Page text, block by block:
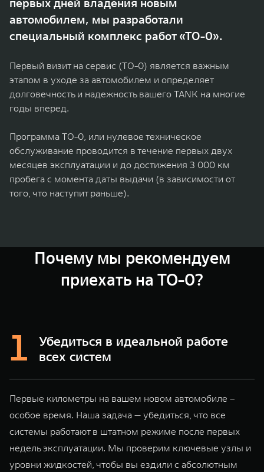
TANK 500
от 6 499 000 ₽
TANK 700
от 10 199 000 ₽
WEY 07
Расширяя границы комфорта
от 6 149 000 ₽
WEY 05
Эстетика нового времени
от 5 699 000 ₽
Масштаб возможностей
WEY 80 Лаундж
Масштаб возможностей
ПОКУПКА АВТОМОБИЛЯ
TANK ФИНАНСЫ
TANK Кредит
TANK Лизинг
TANK Страхование
Сервис
Специальные предложения
ЦИФРОВЫЕ СЕРВИСЫ TANK
Цифровые сервисы TANK
Подписки
автомобилем, мы разработали
специальный комплекс работ «ТО-0».
Первый визит на сервис (ТО-0) является важным
этапом в уходе за автомобилем и определяет
долговечность и надежность вашего TANK на многие
годы вперед.
Программа ТО-0, или нулевое техническое
обслуживание проводится в течение первых двух
месяцев эксплуатации и до достижения 3 000 км
пробега с момента даты выдачи (в зависимости от
того, что наступит раньше).
Почему мы рекомендуем
приехать на ТО-0?
Убедиться в идеальной работе
всех систем
Первые километры на вашем новом автомобиле –
особое время. Наша задача — убедиться, что все
системы работают в штатном режиме после первых
недель эксплуатации. Мы проверим ключевые узлы и
уровни жидкостей, чтобы вы ездили с абсолютным